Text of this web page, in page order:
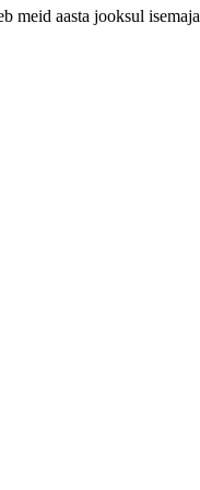
meid aasta jooksul